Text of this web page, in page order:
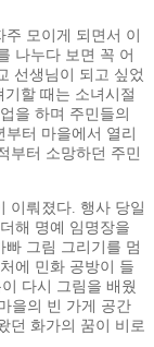
모이게 되면서 이
나누다 보면 꼭 어
선생님이 되고 싶었
기할 때는 소녀시절
을 하며 주민들의
터 마을에서 열리
부터 소망하던 주민
이뤄졌다. 행사 당일
해 명예 임명장을
그림 그리기를 멈
에 민화 공방이 들
다시 그림을 배웠
을의 빈 가게 공간
던 화가의 꿈이 비로